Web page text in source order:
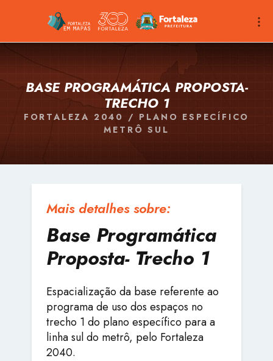
BASE PROGRAMÁTICA PROPOSTA-
TRECHO 1
FORTALEZA 2040 / PLANO ESPECÍFICO
METRÔ SUL
Mais detalhes sobre:
Base Programática
Proposta- Trecho 1
Espacialização da base referente ao
programa de uso dos espaços no
trecho 1 do plano específico para a
linha sul do metrô, pelo Fortaleza
2040.